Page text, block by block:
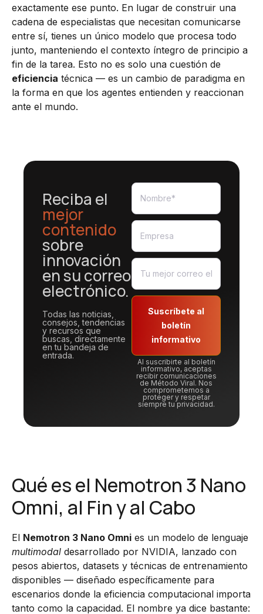
exactamente ese punto. En lugar de construir una
cadena de especialistas que necesitan comunicarse
entre sí, tienes un único modelo que procesa todo
junto, manteniendo el contexto íntegro de principio a
fin de la tarea. Esto no es solo una cuestión de
eficiencia técnica — es un cambio de paradigma en
la forma en que los agentes entienden y reaccionan
ante el mundo.
Reciba el
mejor
contenido
sobre
innovación
en su correo
electrónico.
Todas las noticias,
consejos, tendencias
y recursos que
buscas, directamente
en tu bandeja de
entrada.
Suscríbete al
boletín
informativo
Al suscribirte al boletín
informativo, aceptas
recibir comunicaciones
de Método Viral. Nos
comprometemos a
proteger y respetar
siempre tu privacidad.
Qué es el Nemotron 3 Nano
Omni, al Fin y al Cabo
El Nemotron 3 Nano Omni es un modelo de lenguaje
multimodal desarrollado por NVIDIA, lanzado con
pesos abiertos, datasets y técnicas de entrenamiento
disponibles — diseñado específicamente para
escenarios donde la eficiencia computacional importa
tanto como la capacidad. El nombre ya dice bastante: